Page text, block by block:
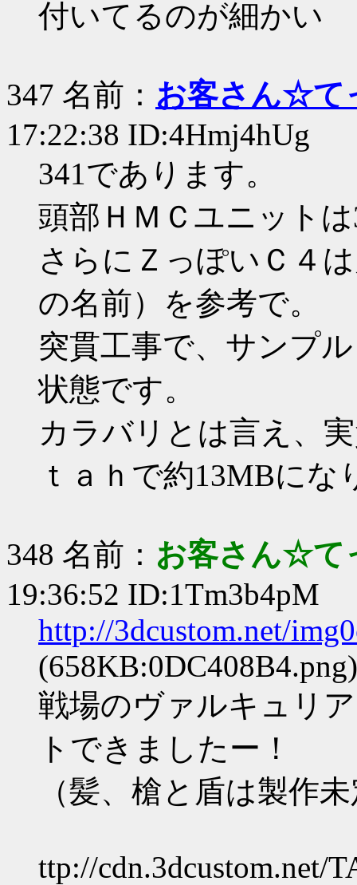
付いてるのが細かい
347 名前： お客さん☆て
17:22:38 ID:4Hmj4hUg
341であります。
頭部ＨＭＣユニット
さらにＺっぽいＣ４
の名前）を参考で。
突貫工事で、サンプ
状態です。
カラバリとは言え、
ｔａｈで約13MBにな
348 名前： お客さん☆て
19:36:52 ID:1Tm3b4pM
http://3dcustom.net/
(658KB:0DC408B4.png)
戦場のヴァルキュリ
トできましたー！
（髪、槍と盾は製作
ttp://cdn.3dcustom.net/